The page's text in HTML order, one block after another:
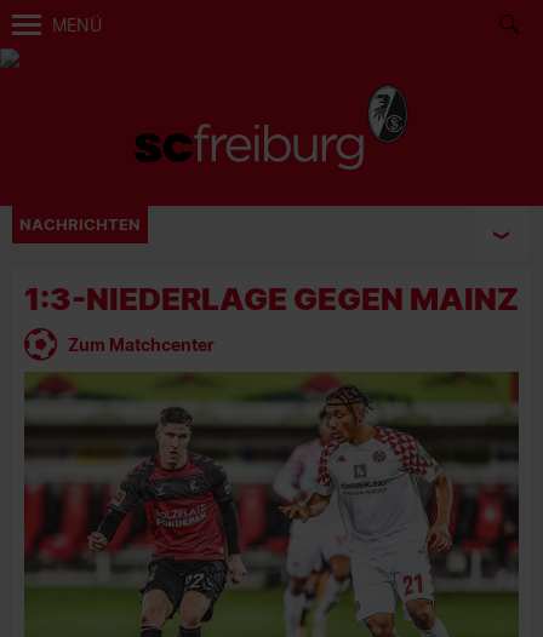
MENÜ
NACHRICHTEN
1:3-NIEDERLAGE GEGEN MAINZ
Zum Matchcenter